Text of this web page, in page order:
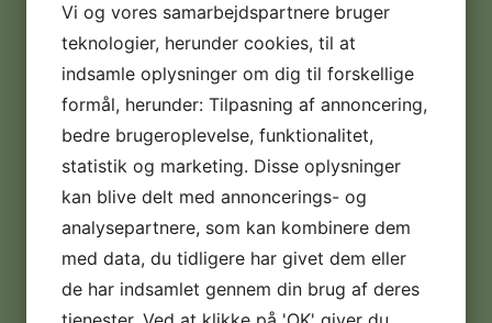
Postnr. & by:
5560 Aarup
CVR nr.:
30350987
Telefon:
+45 22 91 03 60
E-mail:
info@softicemaskiner.dk
Vi og vores samarbejdspartnere bruger
teknologier, herunder cookies, til at
indsamle oplysninger om dig til forskellige
formål, herunder: Tilpasning af annoncering,
bedre brugeroplevelse, funktionalitet,
statistik og marketing. Disse oplysninger
kan blive delt med annoncerings- og
analysepartnere, som kan kombinere dem
med data, du tidligere har givet dem eller
de har indsamlet gennem din brug af deres